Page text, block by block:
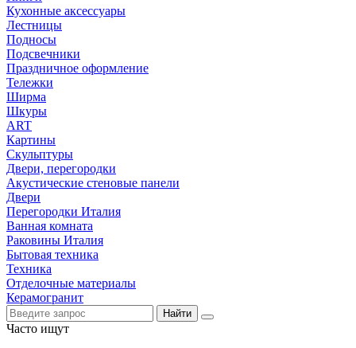
Кухонные аксессуары
Лестницы
Подносы
Подсвечники
Праздничное оформление
Тележки
Ширма
Шкуры
ART
Картины
Скульптуры
Двери, перегородки
Акустические стеновые панели
Двери
Перегородки Италия
Ванная комната
Раковины Италия
Бытовая техника
Техника
Отделочные материалы
Керамогранит
Найти
Часто ищут